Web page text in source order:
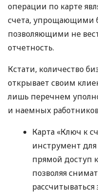
операции по карте
счета, упрощающими
позволяющими не
отчетность.
Кстати, количество
открывает своим
лишь перечнем
и наемных
Карта «Ключ к
инструмент
прямой доступ
позволяя